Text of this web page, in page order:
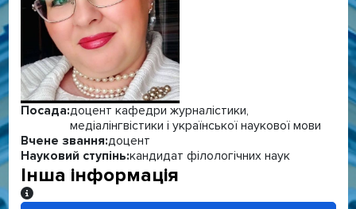
Посада:доцент кафедри журналістики,
медіалінгвістики і української наукової мови
Вчене звання:доцент
Науковий ступінь:кандидат філологічних наук
Інша інформація
Інша інформація